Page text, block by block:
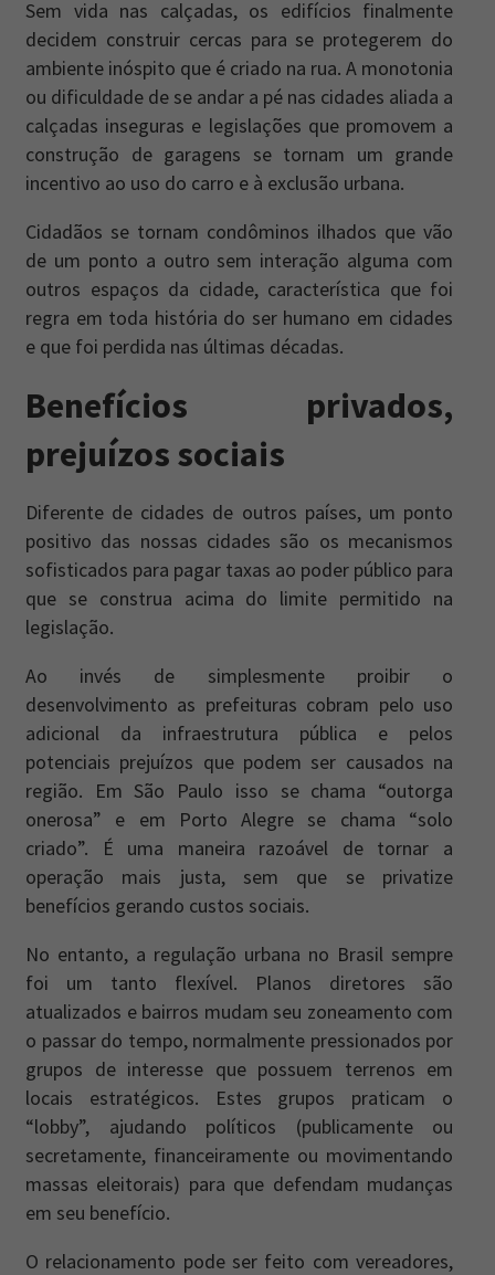
Sem vida nas calçadas, os edifícios finalmente
decidem construir cercas para se protegerem do
ambiente inóspito que é criado na rua. A monotonia
ou dificuldade de se andar a pé nas cidades aliada a
calçadas inseguras e legislações que promovem a
construção de garagens se tornam um grande
incentivo ao uso do carro e à exclusão urbana.
Cidadãos se tornam condôminos ilhados que vão
de um ponto a outro sem interação alguma com
outros espaços da cidade, característica que foi
regra em toda história do ser humano em cidades
e que foi perdida nas últimas décadas.
Benefícios privados,
prejuízos sociais
Diferente de cidades de outros países, um ponto
positivo das nossas cidades são os mecanismos
sofisticados para pagar taxas ao poder público para
que se construa acima do limite permitido na
legislação.
Ao invés de simplesmente proibir o
desenvolvimento as prefeituras cobram pelo uso
adicional da infraestrutura pública e pelos
potenciais prejuízos que podem ser causados na
região. Em São Paulo isso se chama “outorga
onerosa” e em Porto Alegre se chama “solo
criado”. É uma maneira razoável de tornar a
operação mais justa, sem que se privatize
benefícios gerando custos sociais.
No entanto, a regulação urbana no Brasil sempre
foi um tanto flexível. Planos diretores são
atualizados e bairros mudam seu zoneamento com
o passar do tempo, normalmente pressionados por
grupos de interesse que possuem terrenos em
locais estratégicos. Estes grupos praticam o
“lobby”, ajudando políticos (publicamente ou
secretamente, financeiramente ou movimentando
massas eleitorais) para que defendam mudanças
em seu benefício.
O relacionamento pode ser feito com vereadores,